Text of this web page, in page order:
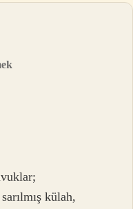
külah,